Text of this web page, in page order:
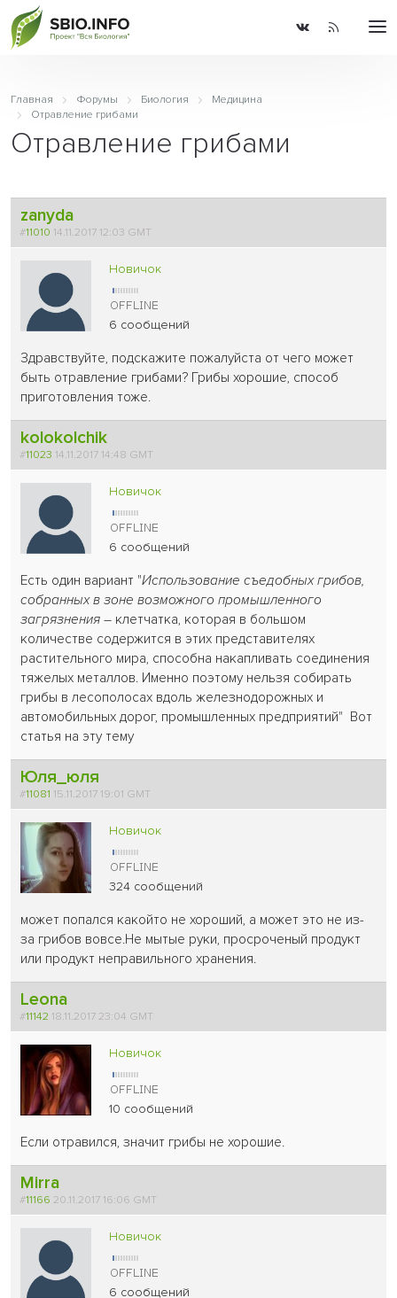
Главная Форумы Биология
Медицина
Отравление грибами
Отравление грибами
zanyda
#11010 14.11.2017 12:03 GMT
Новичок
6 сообщений
Здравствуйте, подскажите пожалуйста от чего может
быть отравление грибами? Грибы хорошие, способ
приготовления тоже.
kolokolchik
#11023 14.11.2017 14:48 GMT
Новичок
6 сообщений
Есть один вариант "Использование съедобных грибов,
собранных в зоне возможного промышленного
загрязнения – клетчатка, которая в большом
количестве содержится в этих представителях
растительного мира, способна накапливать соединения
тяжелых металлов. Именно поэтому нельзя собирать
грибы в лесополосах вдоль железнодорожных и
автомобильных дорог, промышленных предприятий" Вот
статья на эту тему
Юля_юля
#11081 15.11.2017 19:01 GMT
Новичок
324 сообщений
может попался какойто не хороший, а может это не из-
за грибов вовсе.Не мытые руки, просроченый продукт
или продукт неправильного хранения.
Leona
#11142 18.11.2017 23:04 GMT
Новичок
10 сообщений
Если отравился, значит грибы не хорошие.
Mirra
#11166 20.11.2017 16:06 GMT
Новичок
6 сообщений